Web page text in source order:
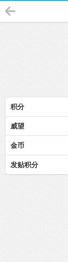
积分
威望
金币
发贴积分